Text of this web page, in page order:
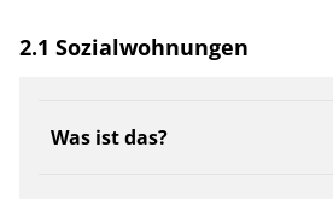
2.1 Sozialwohnungen
Was ist das?